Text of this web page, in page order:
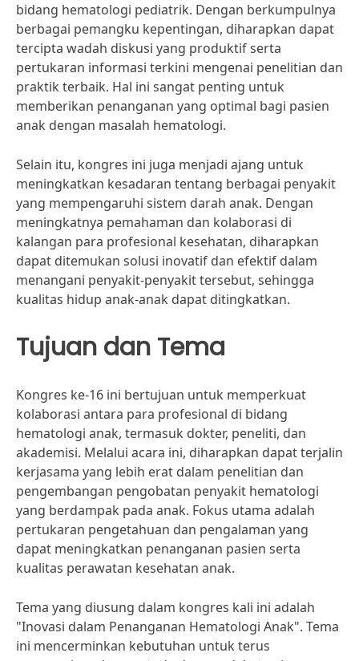
bidang hematologi pediatrik. Dengan berkumpulnya
berbagai pemangku kepentingan, diharapkan dapat
tercipta wadah diskusi yang produktif serta
pertukaran informasi terkini mengenai penelitian dan
praktik terbaik. Hal ini sangat penting untuk
memberikan penanganan yang optimal bagi pasien
anak dengan masalah hematologi.
Selain itu, kongres ini juga menjadi ajang untuk
meningkatkan kesadaran tentang berbagai penyakit
yang mempengaruhi sistem darah anak. Dengan
meningkatnya pemahaman dan kolaborasi di
kalangan para profesional kesehatan, diharapkan
dapat ditemukan solusi inovatif dan efektif dalam
menangani penyakit-penyakit tersebut, sehingga
kualitas hidup anak-anak dapat ditingkatkan.
Tujuan dan Tema
Kongres ke-16 ini bertujuan untuk memperkuat
kolaborasi antara para profesional di bidang
hematologi anak, termasuk dokter, peneliti, dan
akademisi. Melalui acara ini, diharapkan dapat terjalin
kerjasama yang lebih erat dalam penelitian dan
pengembangan pengobatan penyakit hematologi
yang berdampak pada anak. Fokus utama adalah
pertukaran pengetahuan dan pengalaman yang
dapat meningkatkan penanganan pasien serta
kualitas perawatan kesehatan anak.
Tema yang diusung dalam kongres kali ini adalah
"Inovasi dalam Penanganan Hematologi Anak". Tema
ini mencerminkan kebutuhan untuk terus